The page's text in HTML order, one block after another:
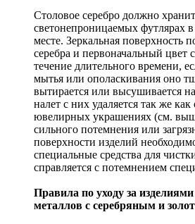
Столовое серебро должно
светонепроницаемых футлярах
месте. Зеркальная поверхность
серебра и первоначальный цвет
течение длительного времени,
мытья или ополаскивания оно
вытирается или высушивается
налет с них удаляется так же
ювелирных украшениях (см.
сильного потемнения или
поверхности изделий
специальные средства для
справляется с потемнением
Правила по уходу за
металлов с серебряным и